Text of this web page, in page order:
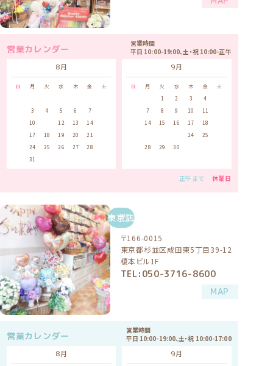
営業カレンダー
営業時間
平日 10:00-19:00、土・祝 10:00-正午
8月
日 月 火 水 木 金
土
3 4 5 6 7
10 12 13 14
17 18 19 20 21
24 25 26 27 28
31
9月
日 月 火 水 木 金
土
1
2 3 4
7 8 9 10 11
14 15 16 17 18
24 25
28 29 30
正午まで 休業日
東京店
〒166-0015
東京都杉並区成田東5丁目39-12
榎本ビル1F
TEL:050-3716-8600
MAP
営業カレンダー
営業時間
平日 10:00-19:00、土・祝 10:00-17:00
8月 9月